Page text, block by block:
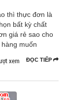
thì thực đơn là
bất kỳ chất
giá rẻ sao cho
muốn
ĐỌC TIẾP
xem